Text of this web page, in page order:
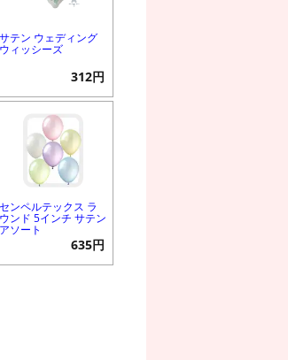
サテン ウェディング
ウィッシーズ
312円
センペルテックス ラ
ウンド 5インチ サテン
アソート
635円